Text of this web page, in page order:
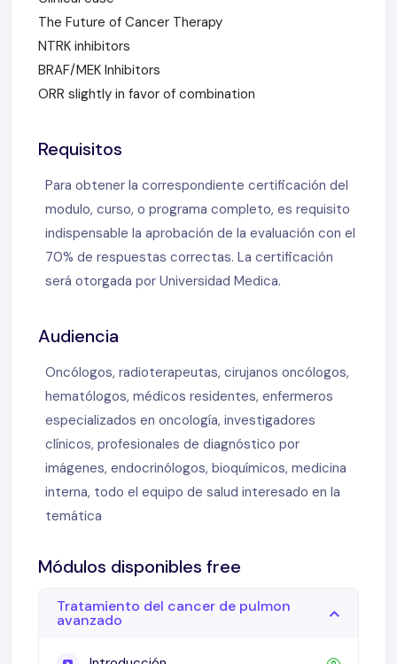
The Future of Cancer Therapy
NTRK inhibitors
BRAF/MEK Inhibitors
ORR slightly in favor of combination
Requisitos
Para obtener la correspondiente certificación del
modulo, curso, o programa completo, es requisito
indispensable la aprobación de la evaluación con el
70% de respuestas correctas. La certificación
será otorgada por Universidad Medica.
Audiencia
Oncólogos, radioterapeutas, cirujanos oncólogos,
hematólogos, médicos residentes, enfermeros
especializados en oncología, investigadores
clínicos, profesionales de diagnóstico por
imágenes, endocrinólogos, bioquímicos, medicina
interna, todo el equipo de salud interesado en la
temática
Módulos disponibles free
Tratamiento del cancer de pulmon
avanzado